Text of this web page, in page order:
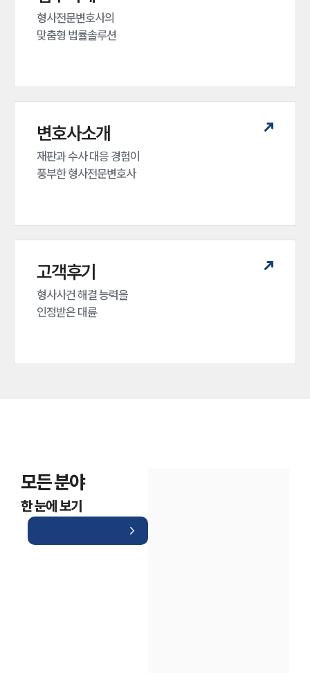
형사전문변호사의
맞춤형 법률솔루션
변호사소개
재판과 수사 대응 경험이
풍부한 형사전문변호사
고객후기
형사사건 해결 능력을
인정받은 대륜
모든 분야
한 눈에 보기